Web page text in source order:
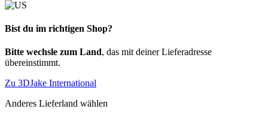
Bist du im richtigen Shop?
Bitte wechsle zum Land, das mit deiner Lieferadresse
übereinstimmt.
Zu 3DJake International
Anderes Lieferland wählen